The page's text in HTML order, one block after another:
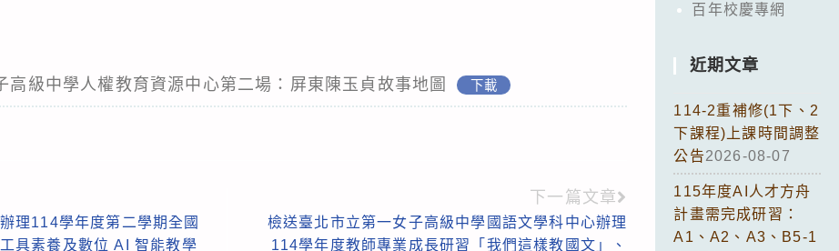
高級中學人權教育資源中心第二場：屏東陳玉貞故事地圖 下載
理114學年度第二學期全國
具素養及數位 AI 智能教學
下一篇文章
檢送臺北市立第一女子高級中學國語文學科中心辦理
114學年度教師專業成長研習「我們這樣教國文」、
百年校慶專網
近期文章
114-2重補修(1下、2
下課程)上課時間調整
公告2026-08-07
115年度AI人才方舟
計畫需完成研習：
A1、A2、A3、B5-1